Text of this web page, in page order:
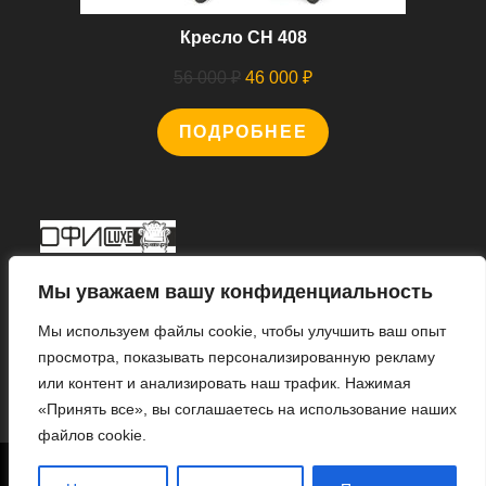
Мы уважаем вашу конфиденциальность
Мы используем файлы cookie, чтобы улучшить ваш опыт
просмотра, показывать персонализированную рекламу
или контент и анализировать наш трафик. Нажимая
«Принять все», вы соглашаетесь на использование наших
файлов cookie.
Кресло CH 408
56 000₽ Первоначальная
цена
составляла
46 000 ₽Текущая
46
ПОДРОБНЕЕ
Откроется
в
новой
© 2022 «ИНТЕРНЕТ МАГАЗИН «ОФИС ЛЮКС».